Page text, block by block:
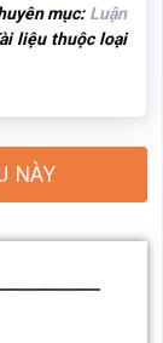
mục: Luận
liệu thuộc loại
NÀY